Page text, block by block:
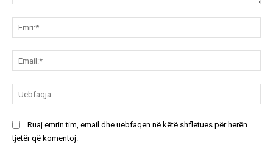
Ruaj emrin tim, email dhe uebfaqen në këtë shfletues për herën
tjetër që komentoj.